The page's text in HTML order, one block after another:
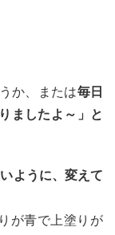
か、または毎日
ましたよ～」と
ように、変えて
が青で上塗りが